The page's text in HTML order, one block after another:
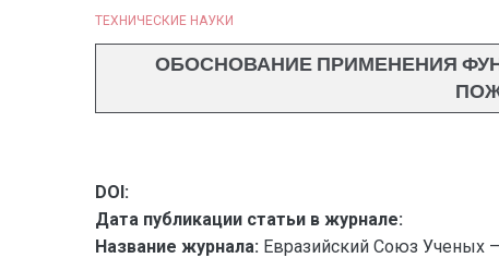
ТЕХНИЧЕСКИЕ НАУКИ
ОБОСНОВАНИЕ ПРИМЕНЕНИЯ
DOI:
Дата публикации статьи в журнале:
Название журнала: Евразийский Союз Ученых